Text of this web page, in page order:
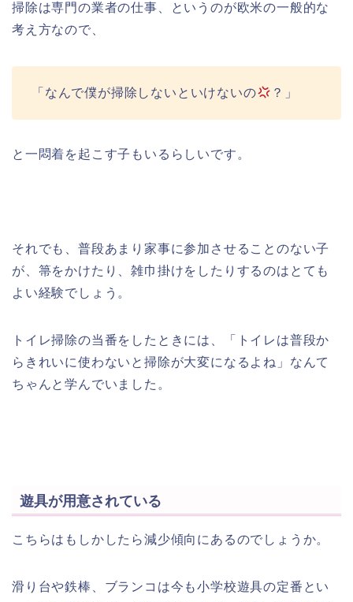
掃除は専門の業者の仕事、というのが欧米の一般的な
考え方なので、
「なんで僕が掃除しないといけないの ？」
と一悶着を起こす子もいるらしいです。
それでも、普段あまり家事に参加させることのない子
が、箒をかけたり、雑巾掛けをしたりするのはとても
よい経験でしょう。
トイレ掃除の当番をしたときには、「トイレは普段か
らきれいに使わないと掃除が大変になるよね」なんて
ちゃんと学んでいました。
遊具が用意されている
こちらはもしかしたら減少傾向にあるのでしょうか。
滑り台や鉄棒、ブランコは今も小学校遊具の定番とい